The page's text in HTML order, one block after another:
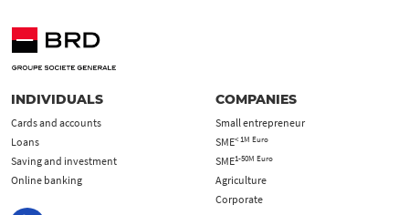
INDIVIDUALS
Cards and accounts
Loans
Saving and investment
Online banking
COMPANIES
Small entrepreneur
SME< 1M Euro
SME1-50M Euro
Agriculture
Corporate